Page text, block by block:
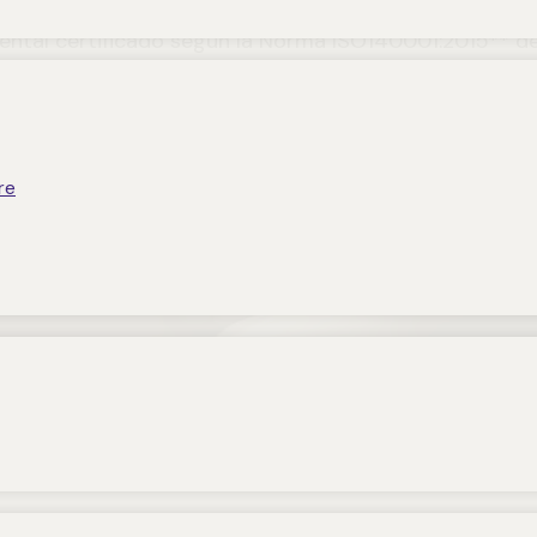
certificado según la Norma ISO140001:2015**